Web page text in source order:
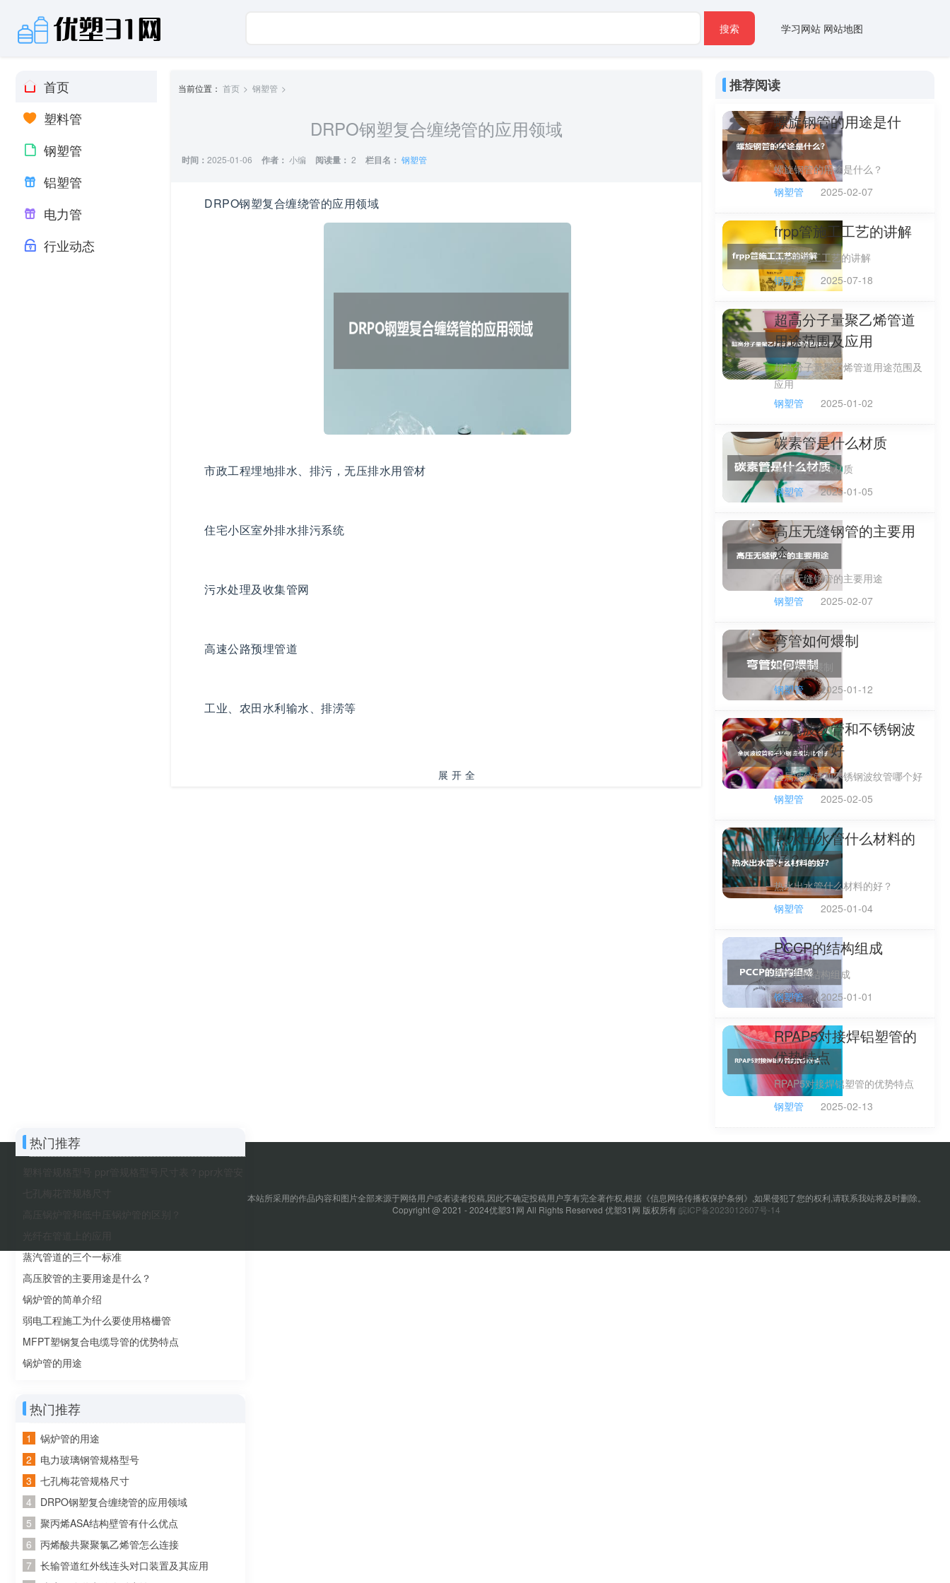
搜索 学习网站 网站地图
首页
塑料管
钢塑管
铝塑管
电力管
行业动态
当前位置： 首页 钢塑管
DRPO钢塑复合缠绕管的应用领域
时间： 2025-01-06 作者： 小编 阅读量： 2 栏目名： 钢塑管
DRPO钢塑复合缠绕管的应用领域
市政工程埋地排水、排污，无压排水用管材
住宅小区室外排水排污系统
污水处理及收集管网
高速公路预埋管道
工业、农田水利输水、排涝等
展开全
推荐阅读
螺旋钢管的用途是什
么？
螺旋钢管的用途是什么？
钢塑管
2025-02-07
frpp管施工工艺的讲解
frpp管施工工艺的讲解
钢塑管
2025-07-18
超高分子量聚乙烯管道
用途范围及应用
超高分子量聚乙烯管道用途范围及
应用
钢塑管
2025-01-02
碳素管是什么材质
碳素管是什么材质
钢塑管
2025-01-05
高压无缝钢管的主要用
途
高压无缝钢管的主要用途
钢塑管
2025-02-07
弯管如何煨制
弯管如何煨制
钢塑管
2025-01-12
金属波纹管和不锈钢波
纹管哪个好
金属波纹管和不锈钢波纹管哪个好
钢塑管
2025-02-05
热水出水管什么材料的
好？
热水出水管什么材料的好？
钢塑管
2025-01-04
PCCP的结构组成
PCCP的结构组成
钢塑管
2025-01-01
RPAP5对接焊铝塑管的
优势特点
RPAP5对接焊铝塑管的优势特点
钢塑管
2025-02-13
热门推荐
蒸汽管道的三个一标准
高压胶管的主要用途是什么？
锅炉管的简单介绍
弱电工程施工为什么要使用格栅管
MFPT塑钢复合电缆导管的优势特点
锅炉管的用途
热门推荐
锅炉管的用途
电力玻璃钢管规格型号
七孔梅花管规格尺寸
DRPO钢塑复合缠绕管的应用领域
聚丙烯ASA结构壁管有什么优点
丙烯酸共聚聚氯乙烯管怎么连接
长输管道红外线连头对口装置及其应用
本站所采用的作品内容和图片全部来源于网络用户或者读者投稿,因此不确定投稿用户享有完全著作权,根据《信息网络传播权保护条例》,如果侵犯了您的权利,请联系我站将及时删除。
Copyright @ 2021 - 2024优塑31网 All Rights Reserved 优塑31网 版权所有皖ICP备2023012607号-14